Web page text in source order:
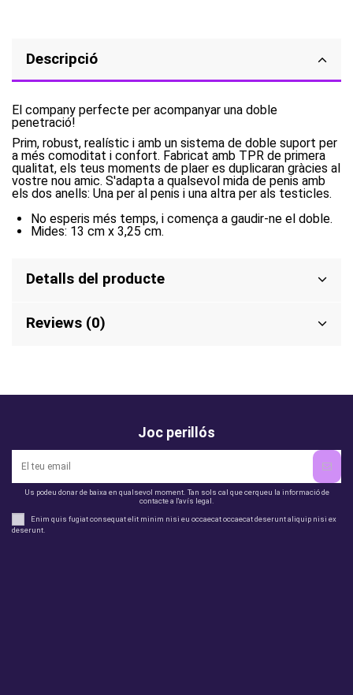
Descripció
El company perfecte per acompanyar una doble
penetració!
Prim, robust, realístic i amb un sistema de doble suport per
a més comoditat i confort. Fabricat amb TPR de primera
qualitat, els teus moments de plaer es duplicaran gràcies al
vostre nou amic. S'adapta a qualsevol mida de penis amb
els dos anells: Una per al penis i una altra per als testicles.
No esperis més temps, i comença a gaudir-ne el doble.
Mides: 13 cm x 3,25 cm.
Detalls del producte
Reviews (0)
Joc perillós
Us podeu donar de baixa en qualsevol moment. Tan sols cal que cerqueu la informació de
contacte a l'avís legal.
Enim quis fugiat consequat elit minim nisi eu occaecat occaecat deserunt aliquip nisi ex
deserunt.